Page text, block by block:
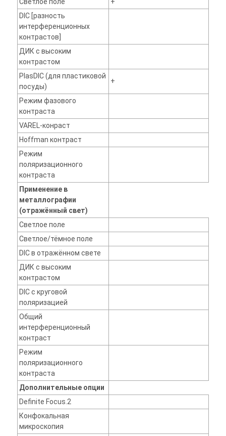
Светлое поле
+
DIC [разность
интерференционных
контрастов]
ДИК с высоким
контрастом
PlasDIC (для пластиковой
посуды)
+
Режим фазового
контраста
VAREL-конраст
Hoffman контраст
Режим
поляризационного
контраста
Применение в
металлографии
(отражённый свет)
Светлое поле
Светлое/тёмное поле
DIC в отражённом свете
ДИК с высоким
контрастом
DIC с круговой
поляризацией
Общий
интерференционный
контраст
Режим
поляризационного
контраста
Дополнительные опции
Definite Focus.2
Конфокальная
микроскопия